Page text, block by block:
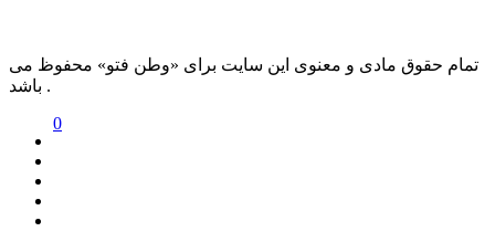
تمام حقوق مادی و معنوی این سایت برای «وطن فتو» محفوظ می
باشد .
0